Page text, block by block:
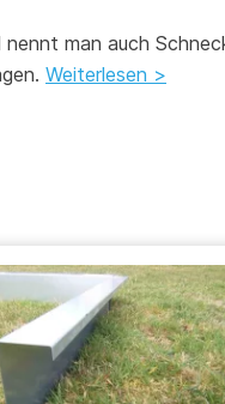
nennt man auch
Weiterlesen >